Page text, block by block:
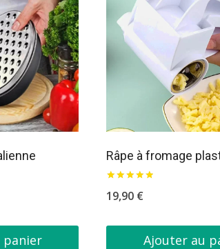
panier
Râpe à fromage
Note5.005
19,90 €
Ajouter au